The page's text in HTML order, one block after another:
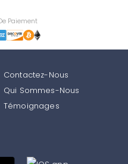
Paiement
Contactez-Nous
Qui Sommes-Nous
Témoignages